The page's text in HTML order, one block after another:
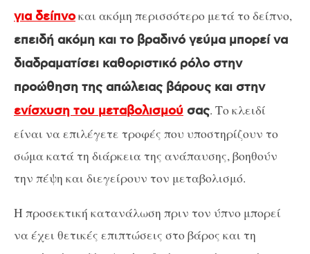
για δείπνοκαι ακόμη περισσότερο μετά το δείπνο,
επειδή ακόμη και το βραδινό γεύμα μπορεί να
διαδραματίσει καθοριστικό ρόλο στην
προώθηση της απώλειας βάρους και στην
ενίσχυση του μεταβολισμού σας. Το κλειδί
είναι να επιλέγετε τροφές που υποστηρίζουν το
σώμα κατά τη διάρκεια της ανάπαυσης, βοηθούν
την πέψη και διεγείρουν τον μεταβολισμό.
Η προσεκτική κατανάλωση πριν τον ύπνο μπορεί
να έχει θετικές επιπτώσεις στο βάρος και τη